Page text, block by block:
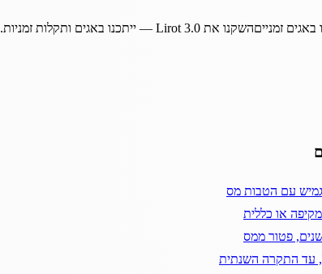
זמנייםהשקנו את Lirot 3.0 — ייתכנו באגים ותקלות זמניות.
גמיש עם הטבות מס
או כללית
עד התקרה השנתית